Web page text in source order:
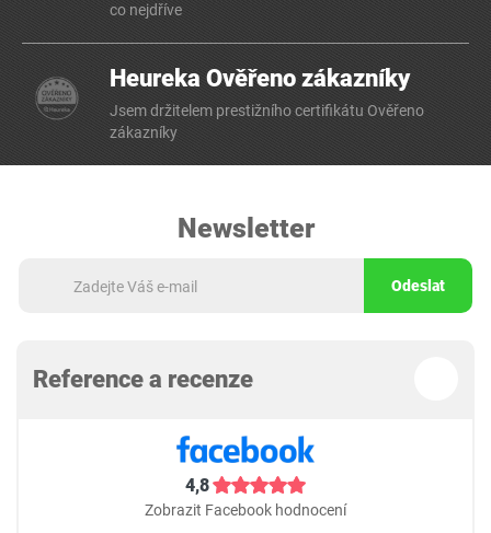
co nejdříve
Heureka Ověřeno zákazníky
Jsem držitelem prestižního certifikátu Ověřeno
zákazníky
Newsletter
Odeslat
Reference a recenze
4,8
Zobrazit Facebook hodnocení